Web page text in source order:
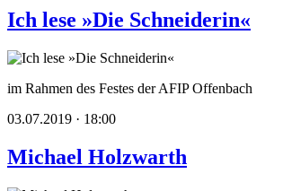
Ich lese »Die Schneiderin«
im Rahmen des Festes der AFIP Offenbach
03.07.2019 · 18:00
Michael Holzwarth